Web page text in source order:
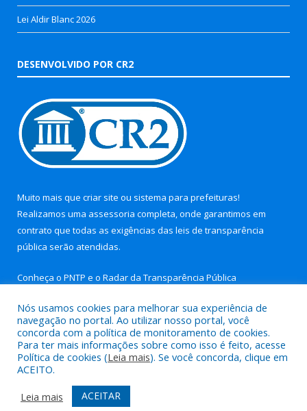
Lei Aldir Blanc 2026
DESENVOLVIDO POR CR2
Muito mais que criar site ou sistema para prefeituras!
Realizamos uma assessoria completa, onde garantimos em
contrato que todas as exigências das leis de transparência
pública serão atendidas.
Conheça o PNTP e o Radar da Transparência Pública
Todos os direitos reservados a Prefeitura Municipal de Aurora
do Pará.
Mapa do Site
Acessar Área Administrativa
Acessar Webmail
Nós usamos cookies para melhorar sua experiência de
navegação no portal. Ao utilizar nosso portal, você
concorda com a política de monitoramento de cookies.
Para ter mais informações sobre como isso é feito, acesse
Política de cookies (Leia mais). Se você concorda, clique em
ACEITO.
Leia mais
ACEITAR